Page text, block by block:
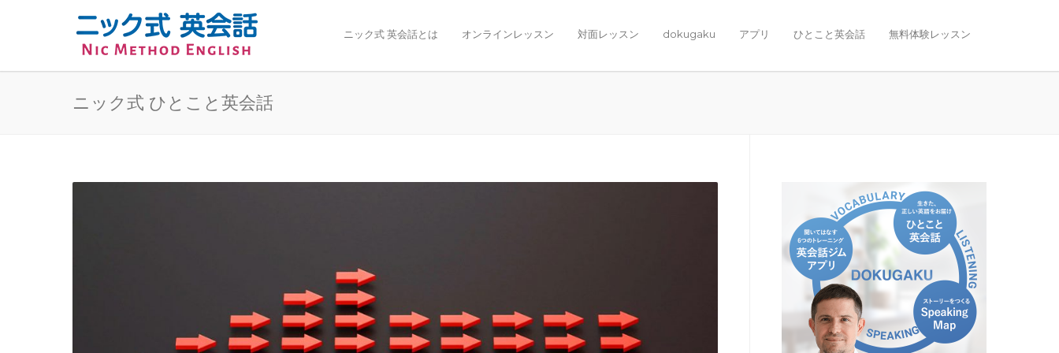
ニック式 英会話とは オンラインレッスン 対面レッスン dokugaku アプリ ひとこと英会話 無料体験レッスン
ニック式 ひとこと英会話